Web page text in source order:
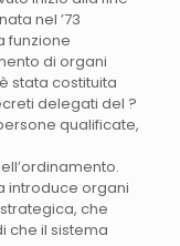
nel ’73
funzione
di organi
stata costituita
delegati del ?
qualificate,
introduce organi
che
che il sistema